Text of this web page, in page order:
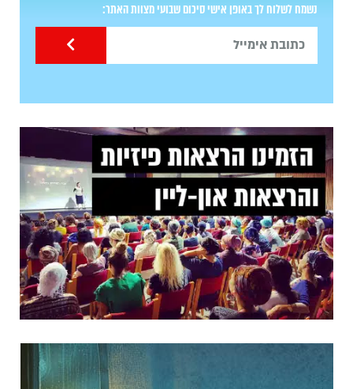
נשמח לשלוח לך באופן אישי סיכום שבועי מצוות האתר: